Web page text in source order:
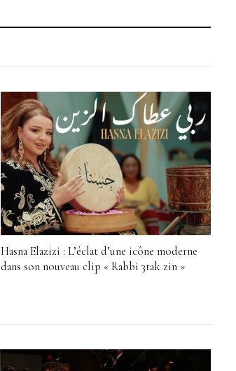
Hasna Elazizi : L’éclat d’une icône moderne
dans son nouveau clip « Rabbi 3tak zin »